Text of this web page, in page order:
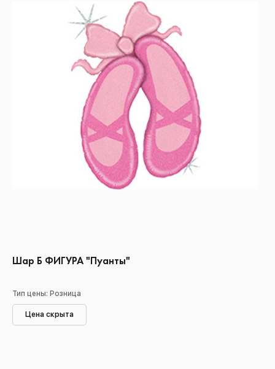
Шар Б ФИГУРА "Пуанты"
Тип цены: Розница
Цена скрыта